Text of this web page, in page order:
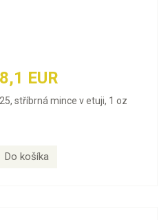
EUR
stříbrná mince v etuji, 1 oz
Do košíka